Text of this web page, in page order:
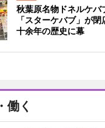
秋葉原名物ドネルケバ
「スターケバブ」が
十余年の歴史に幕
働く